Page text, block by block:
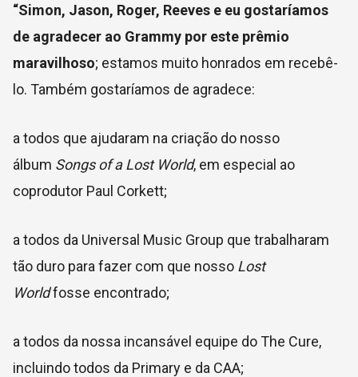
“Simon, Jason, Roger, Reeves e eu gostaríamos
de agradecer ao Grammy por este prêmio
maravilhoso; estamos muito honrados em recebê-
lo. Também gostaríamos de agradece:
a todos que ajudaram na criação do nosso
álbum Songs of a Lost World, em especial ao
coprodutor Paul Corkett;
a todos da Universal Music Group que trabalharam
tão duro para fazer com que nosso Lost
Worldfosse encontrado;
a todos da nossa incansável equipe do The Cure,
incluindo todos da Primary e da CAA;